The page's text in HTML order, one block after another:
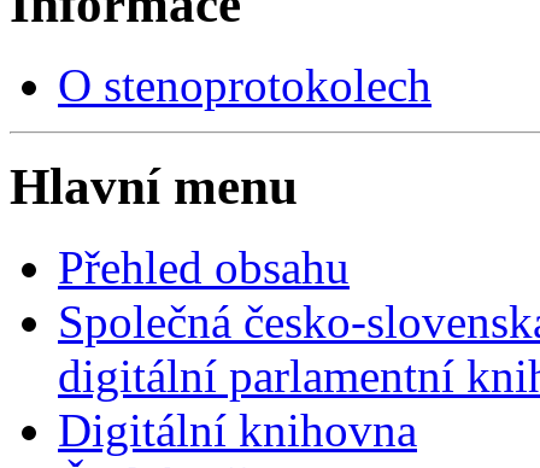
O stenoprotokolech
Hlavní menu
Přehled obsahu
Společná česko-
digitální parlamentní
Digitální knihovna